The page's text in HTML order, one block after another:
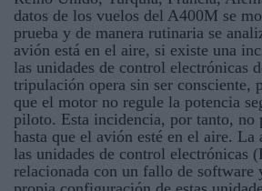
datos de los vuelos del A400M se
prueba y de manera rutinaria se
avión está en el aire, si existe una
las unidades de control electrónicas
tripulación opera sin ser consciente,
que el motor no regule la potencia
piloto. Esta incidencia, por tanto, no
hasta que el avión esté en el aire. La
las unidades de control electrónicas
relacionada con un fallo de software